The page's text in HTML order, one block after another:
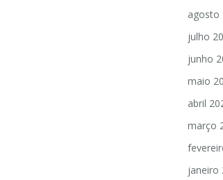
agosto
julho
junho
maio
abril
março
janeiro